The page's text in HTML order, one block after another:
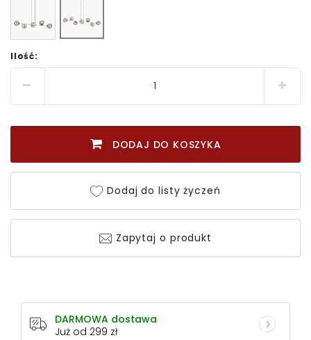
Ilość:
DODAJ DO KOSZYKA
Dodaj do listy życzeń
Zapytaj o produkt
DARMOWA dostawa
Już od 299 zł